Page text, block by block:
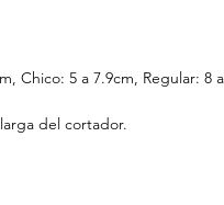
Chico: 5 a 7.9cm, Regular: 8
del cortador.